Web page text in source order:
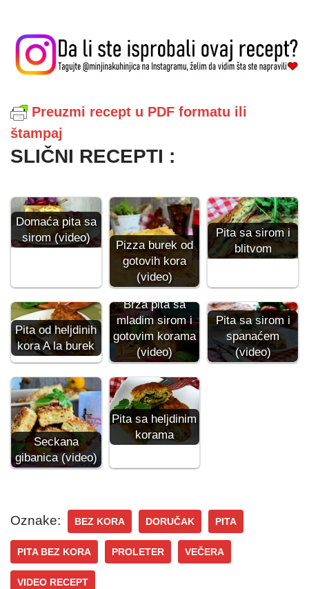
Preuzmi recept u PDF formatu ili
štampaj
SLIČNI RECEPTI :
Domaća pita sa
sirom (video)
Pizza burek od
gotovih kora
(video)
Pita sa sirom i
blitvom
Pita od heljdinih
kora A la burek
Brza pita sa
mladim sirom i
gotovim korama
(video)
Pita sa sirom i
spanaćem
(video)
Seckana
gibanica (video)
Pita sa heljdinim
korama
Oznake: BEZ KORA DORUČAK PITA
PITA BEZ KORA PROLETER VEČERA
VIDEO RECEPT